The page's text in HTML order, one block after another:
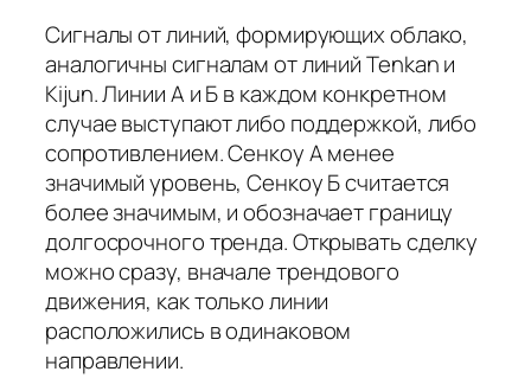
Сигналы от линий, формирующих облако,
аналогичны сигналам от линий Tenkan и
Kijun. Линии А и Б в каждом конкретном
случае выступают либо поддержкой, либо
сопротивлением. Сенкоу А менее
значимый уровень, Сенкоу Б считается
более значимым, и обозначает границу
долгосрочного тренда. Открывать сделку
можно сразу, вначале трендового
движения, как только линии
расположились в одинаковом
направлении.